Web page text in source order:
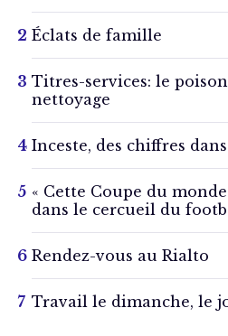
Éclats de famille
Titres-services: le
nettoyage
Inceste, des chiffres
« Cette Coupe du
dans le cercueil du
Rendez-vous au Rialto
Travail le dimanche, le